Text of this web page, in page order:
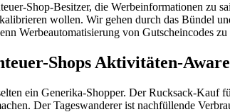
Shop-Besitzer, die Werbeinformationen
wollen. Wir gehen durch das Bündel
Werbeautomatisierung von Gutscheincodes
Shops Aktivitäten-
ein Generika-Shopper. Der Rucksack-
Der Tageswanderer ist nachfüllende